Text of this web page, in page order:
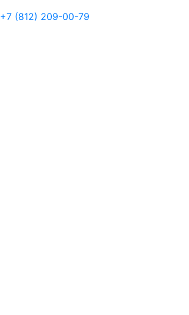
+7 (812) 209-00-79